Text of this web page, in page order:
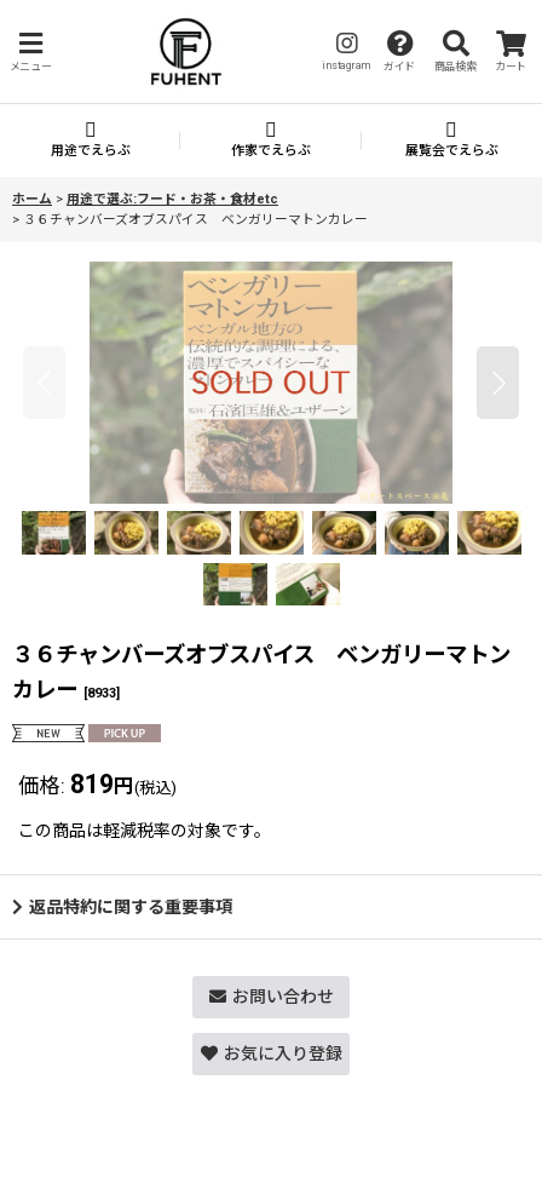
メニュー instagram ガイド 商品検索 カート
用途でえらぶ 作家でえらぶ 展覧会でえらぶ
ホーム > 用途で選ぶ:フード・お茶・食材etc
> ３６チャンバーズオブスパイス ベンガリーマトンカレー
３６チャンバーズオブスパイス ベンガリーマトン
カレー
[8933]
価格: 819 円 (税込)
この商品は軽減税率の対象です。
返品特約に関する重要事項
お問い合わせ
お気に入り登録